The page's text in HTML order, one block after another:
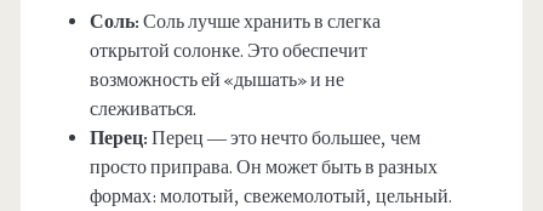
Соль: Соль лучше хранить в слегка
открытой солонке. Это обеспечит
возможность ей «дышать» и не
слеживаться.
Перец: Перец — это нечто большее, чем
просто приправа. Он может быть в разных
формах: молотый, свежемолотый, цельный.